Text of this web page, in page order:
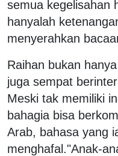
semua kegelisahan
hanyalah
menyerahkan
Raihan bukan
juga sempat
Meski tak memiliki
bahagia bisa
Arab, bahasa yang
menghafal."Anak-